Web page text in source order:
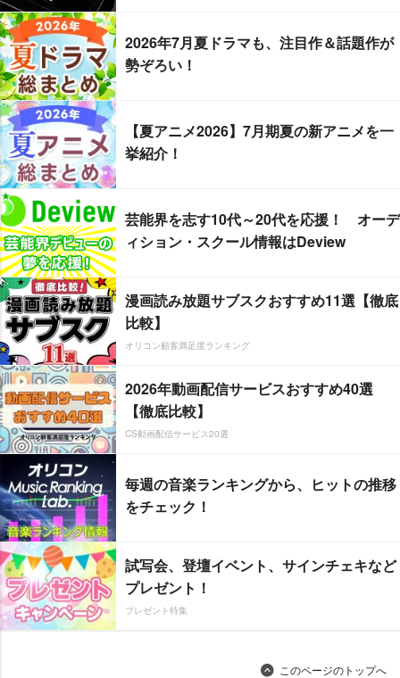
2026年7月夏ドラマも、注目作＆話題作が
勢ぞろい！
【夏アニメ2026】7月期夏の新アニメを一
挙紹介！
芸能界を志す10代～20代を応援！ オーデ
ィション・スクール情報はDeview
漫画読み放題サブスクおすすめ11選【徹底
比較】
オリコン顧客満足度ランキング
2026年動画配信サービスおすすめ40選
【徹底比較】
CS動画配信サービス20選
毎週の音楽ランキングから、ヒットの推移
をチェック！
試写会、登壇イベント、サインチェキなど
プレゼント！
プレゼント特集
このページのトップへ